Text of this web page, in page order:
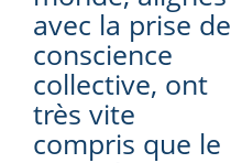
avec la prise de
conscience
collective, ont
très vite
compris que le